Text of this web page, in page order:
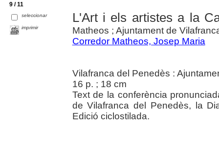
9 / 11
seleccionar
imprimir
L'Art i els artistes a la
Matheos ; Ajuntament de
Corredor Matheos, Josep Maria
Vilafranca del Penedès :
16 p. ; 18 cm
Text de la conferència
de Vilafranca del Penedès, la
Edició ciclostilada.